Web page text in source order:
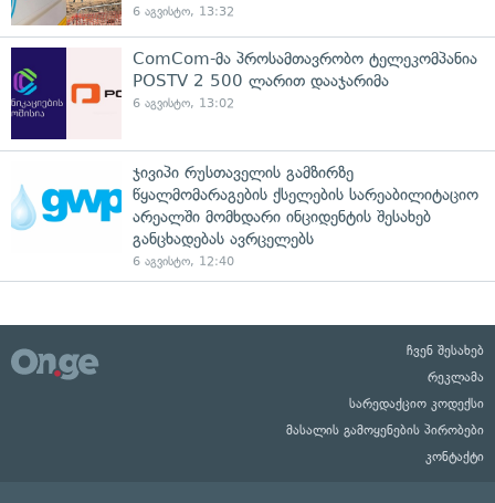
6 აგვისტო, 13:32
ComCom-მა პროსამთავრობო ტელეკომპანია
POSTV 2 500 ლარით დააჯარიმა
6 აგვისტო, 13:02
ჯივიპი რუსთაველის გამზირზე
წყალმომარაგების ქსელების სარეაბილიტაციო
არეალში მომხდარი ინციდენტის შესახებ
განცხადებას ავრცელებს
6 აგვისტო, 12:40
ჩვენ შესახებ
რეკლამა
სარედაქციო კოდექსი
მასალის გამოყენების პირობები
კონტაქტი